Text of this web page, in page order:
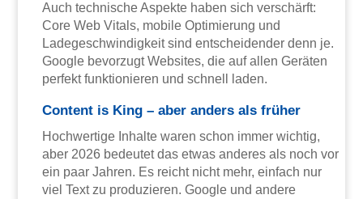
Auch technische Aspekte haben sich verschärft:
Core Web Vitals, mobile Optimierung und
Ladegeschwindigkeit sind entscheidender denn je.
Google bevorzugt Websites, die auf allen Geräten
perfekt funktionieren und schnell laden.
Content is King – aber anders als früher
Hochwertige Inhalte waren schon immer wichtig,
aber 2026 bedeutet das etwas anderes als noch vor
ein paar Jahren. Es reicht nicht mehr, einfach nur
viel Text zu produzieren. Google und andere